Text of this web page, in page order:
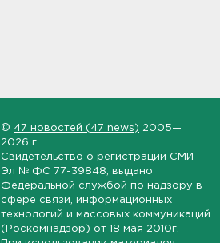
© 47 новостей (47 news) 2005—
2026 г.
Свидетельство о регистрации СМИ
Эл № ФС 77-39848 , выдано
Федеральной службой по надзору в
сфере связи, информационных
технологий и массовых коммуникаций
(Роскомнадзор) от 18 мая 2010г.